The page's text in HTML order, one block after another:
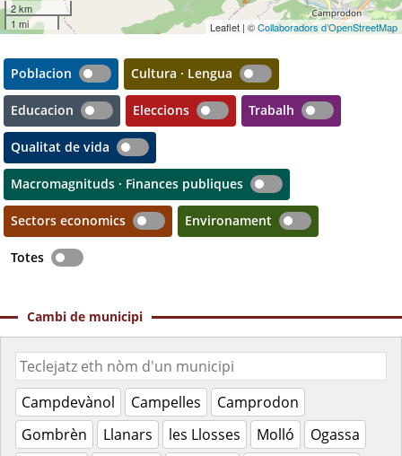
2 km
1 mi
Leaflet | ©Collaboradors d’OpenStreetMap
Poblacion Cultura · Lengua
Educacion Eleccions Trabalh
Qualitat de vida
Macromagnituds · Finances publiques
Sectors economics Environament
Totes
Cambi de municipi
Campdevànol Campelles
Camprodon
Gombrèn
Llanars les Llosses Molló
Ogassa